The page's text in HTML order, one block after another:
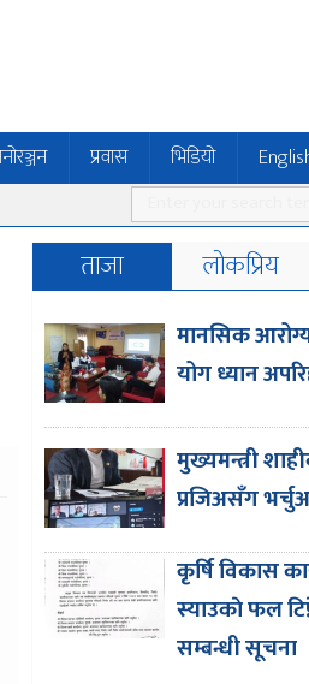
प्रवास भिडियो
ताजा लोकप्रिय
मानसिक
योग ध्यान
मुख्यमन्त्री
प्रजिअसँग
कृर्षि विकास
स्याउकाे फल
सम्बन्धी सूचना